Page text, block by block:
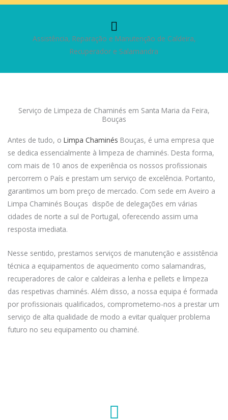
Assistência, Reparação e Manutenção de Caldeira,
Recuperador e Salamandra
Serviço de Limpeza de Chaminés em Santa Maria da Feira,
Bouças
Antes de tudo, o Limpa Chaminés Bouças, é uma empresa que
se dedica essencialmente à limpeza de chaminés. Desta forma,
com mais de 10 anos de experiência os nossos profissionais
percorrem o País e prestam um serviço de excelência. Portanto,
garantimos um bom preço de mercado. Com sede em Aveiro a
Limpa Chaminés Bouças dispõe de delegações em várias
cidades de norte a sul de Portugal, oferecendo assim uma
resposta imediata.
Nesse sentido, prestamos serviços de manutenção e assistência
técnica a equipamentos de aquecimento como salamandras,
recuperadores de calor e caldeiras a lenha e pellets e limpeza
das respetivas chaminés. Além disso, a nossa equipa é formada
por profissionais qualificados, comprometemo-nos a prestar um
serviço de alta qualidade de modo a evitar qualquer problema
futuro no seu equipamento ou chaminé.